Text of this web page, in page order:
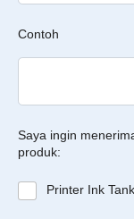
Contoh
Saya ingin
produk:
Printer Ink Tank